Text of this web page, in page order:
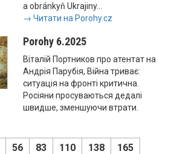
a obránkyň Ukrajiny...
→ Читати на Porohy.cz
Porohy 6.2025
Віталій Портников про атентат на
Андрія Парубія, Війна триває:
ситуація на фронті критична.
Росіяни просуваються дедалі
швидше, зменшуючи втрати.
56 83 110 138
165